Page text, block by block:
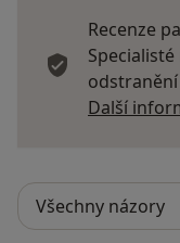
Recenze
Další